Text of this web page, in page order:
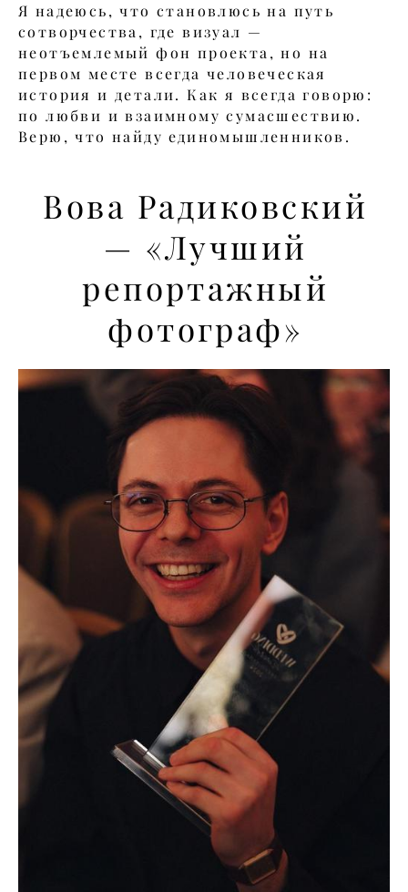
Я надеюсь, что становлюсь на путь
сотворчества, где визуал —
неотъемлемый фон проекта, но на
первом месте всегда человеческая
история и детали. Как я всегда говорю:
по любви и взаимному сумасшествию.
Верю, что найду единомышленников.
Вова Радиковский
— «Лучший
репортажный
фотограф»